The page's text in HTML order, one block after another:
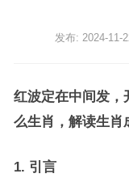
发布: 2024-11-
红波定在中间发，
么生肖，解读生肖
1. 引言